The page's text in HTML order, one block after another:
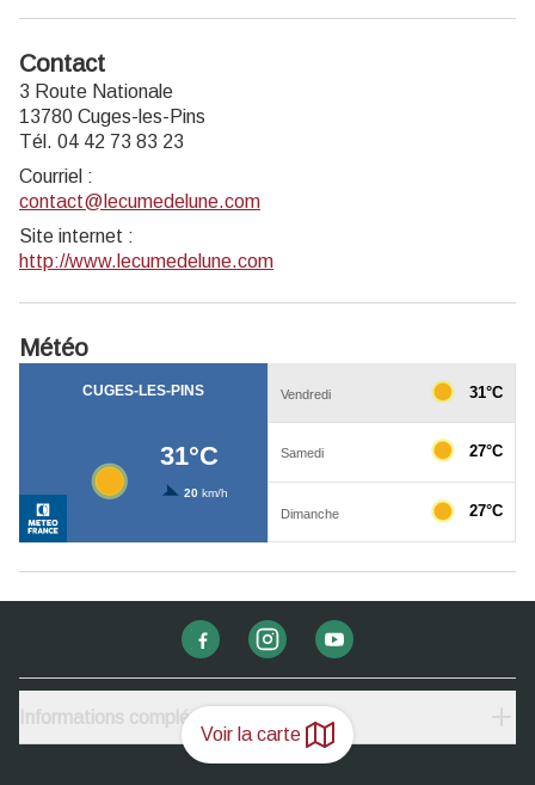
Voir la carte
Contact
3 Route Nationale
13780 Cuges-les-Pins
Tél. 04 42 73 83 23
Courriel :
contact@lecumedelune.com
Site internet :
http://www.lecumedelune.com
Météo
Informations complémentaires